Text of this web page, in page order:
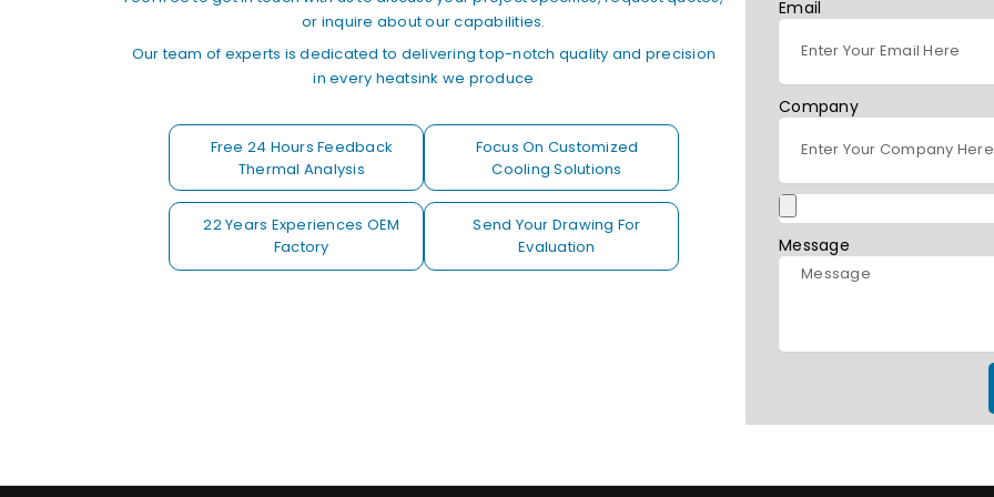
or inquire about our capabilities.
Our team of experts is dedicated to delivering top-notch quality and precision
in every heatsink we produce
Free 24 Hours Feedback
Thermal Analysis
Focus On Customized
Cooling Solutions
22 Years Experiences OEM
Factory
Send Your Drawing For
Evaluation
Email
Company
Message